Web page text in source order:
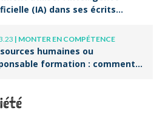
(IA) dans ses écrits
| MONTER EN COMPÉTENCE
humaines ou
formation : comment